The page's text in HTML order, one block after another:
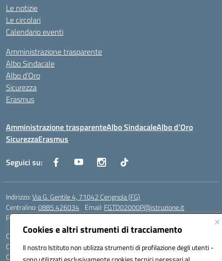
Cookies e altri strumenti di tracciamento
Il nostro Istituto non utilizza strumenti di profilazione degli utenti -
Le notizie
Le circolari
Calendario eventi
Amministrazione trasparente
Albo Sindacale
Albo d’Oro
Sicurezza
Erasmus
Amministrazione trasparenteAlbo SindacaleAlbo d’Oro
SicurezzaErasmus
Seguici su:
Indirizzo:Via G. Gentile 4, 71042 Cerignola (FG)
Centralino:0885.426034 Email: FGTD02000P@istruzione.it
Posta elettronica certificata (PEC):
Codice fiscale: 81002930717
Codice meccanografico:FGTD02000P
Codice unico di fatturazione (CUF): UFUN7Y